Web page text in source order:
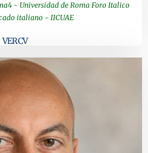
- Universidad de Roma Foro Italico
italiano - IICUAE
VER CV